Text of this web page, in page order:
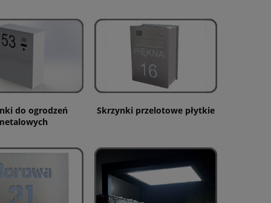
do ogrodzeń
Skrzynki przelotowe płytkie